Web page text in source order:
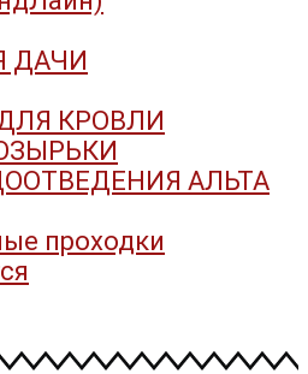
ДАЧИ
КРОВЛИ
АЛЬТА
проходки